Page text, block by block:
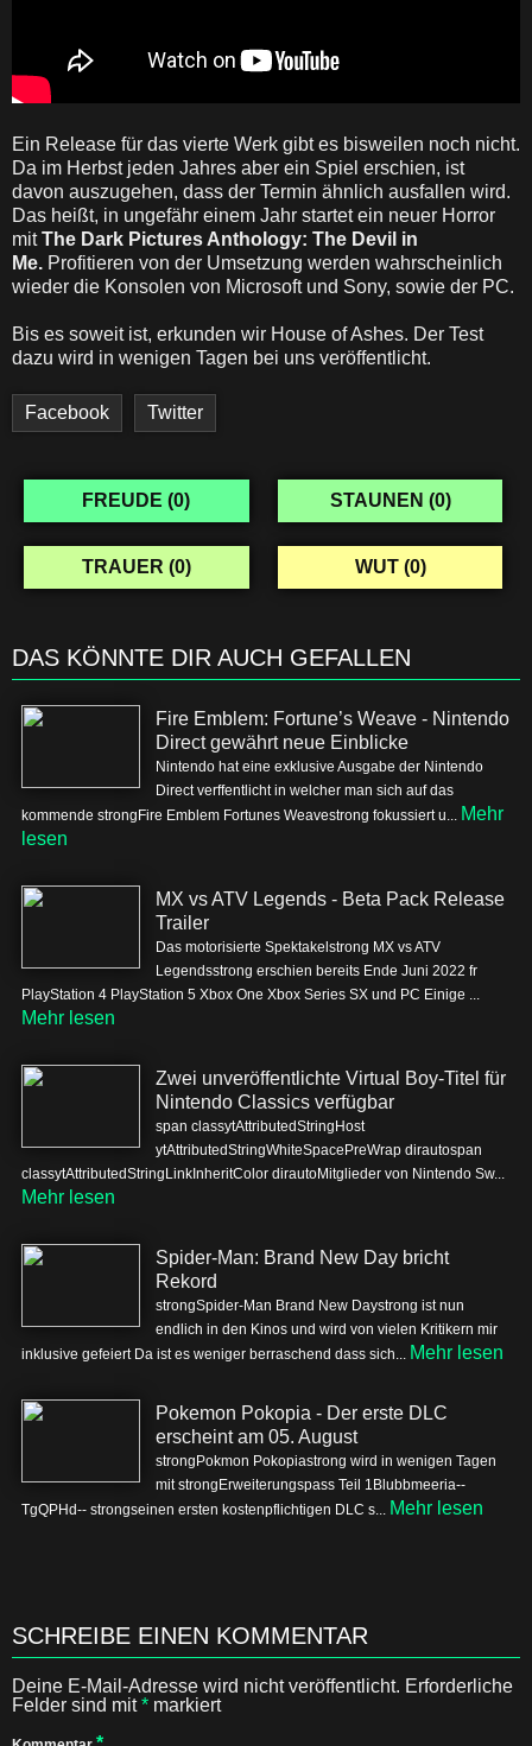
Ein Release für das vierte Werk gibt es bisweilen noch nicht.
Da im Herbst jeden Jahres aber ein Spiel erschien, ist
davon auszugehen, dass der Termin ähnlich ausfallen wird.
Das heißt, in ungefähr einem Jahr startet ein neuer Horror
mitThe Dark Pictures Anthology: The Devil in
Me. Profitieren von der Umsetzung werden wahrscheinlich
wieder die Konsolen von Microsoft und Sony, sowie der PC.
Bis es soweit ist, erkunden wir House of Ashes. Der Test
dazu wird in wenigen Tagen bei uns veröffentlicht.
Facebook Twitter
FREUDE (0) STAUNEN (0)
TRAUER (0) WUT (0)
DAS KÖNNTE DIR AUCH GEFALLEN
Fire Emblem: Fortune’s Weave - Nintendo
Direct gewährt neue Einblicke
Nintendo hat eine exklusive Ausgabe der Nintendo
Direct verffentlicht in welcher man sich auf das
kommende strongFire Emblem Fortunes Weavestrong fokussiert u... Mehr
lesen
MX vs ATV Legends - Beta Pack Release
Trailer
Das motorisierte Spektakelstrong MX vs ATV
Legendsstrong erschien bereits Ende Juni 2022 fr
PlayStation 4 PlayStation 5 Xbox One Xbox Series SX und PC Einige ...
Mehr lesen
Zwei unveröffentlichte Virtual Boy-Titel für
Nintendo Classics verfügbar
span classytAttributedStringHost
ytAttributedStringWhiteSpacePreWrap dirautospan
classytAttributedStringLinkInheritColor dirautoMitglieder von Nintendo Sw...
Mehr lesen
Spider-Man: Brand New Day bricht
Rekord
strongSpider-Man Brand New Daystrong ist nun
endlich in den Kinos und wird von vielen Kritikern mir
inklusive gefeiert Da ist es weniger berraschend dass sich... Mehr lesen
Pokemon Pokopia - Der erste DLC
erscheint am 05. August
strongPokmon Pokopiastrong wird in wenigen Tagen
mit strongErweiterungspass Teil 1Blubbmeeria--
TgQPHd-- strongseinen ersten kostenpflichtigen DLC s... Mehr lesen
SCHREIBE EINEN KOMMENTAR
Deine E-Mail-Adresse wird nicht veröffentlicht. Erforderliche
Felder sind mit* markiert